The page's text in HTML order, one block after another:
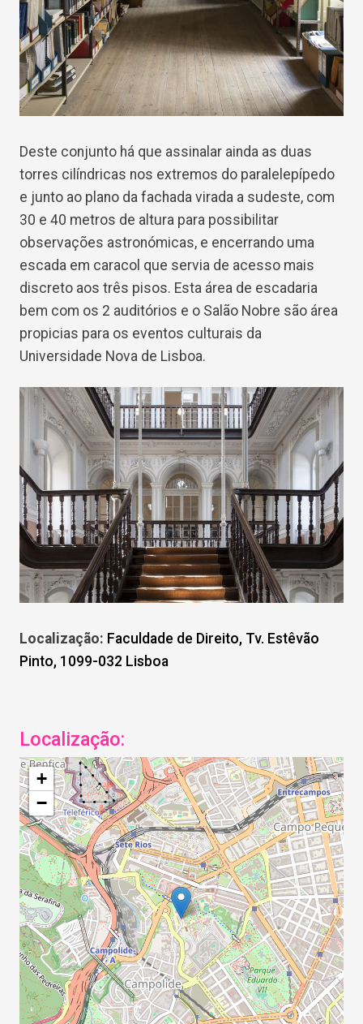
Deste conjunto há que assinalar ainda as duas
torres cilíndricas nos extremos do paralelepípedo
e junto ao plano da fachada virada a sudeste, com
30 e 40 metros de altura para possibilitar
observações astronómicas, e encerrando uma
escada em caracol que servia de acesso mais
discreto aos três pisos. Esta área de escadaria
bem com os 2 auditórios e o Salão Nobre são área
propicias para os eventos culturais da
Universidade Nova de Lisboa.
Localização: Faculdade de Direito, Tv. Estêvão
Pinto, 1099-032 Lisboa
Localização:
+
−